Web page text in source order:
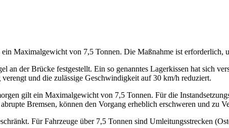
Maximalgewicht von 7,5 Tonnen. Die Maßnahme ist erforderlich,
der Brücke festgestellt. Ein so genanntes Lagerkissen hat sich
und die zulässige Geschwindigkeit auf 30 km/h reduziert.
gilt ein Maximalgewicht von 7,5 Tonnen. Für die
Bremsen, können den Vorgang erheblich erschweren und zu
Für Fahrzeuge über 7,5 Tonnen sind Umleitungsstrecken